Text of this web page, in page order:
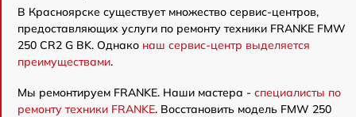
В Красноярске существует множество сервис-центров,
предоставляющих услуги по ремонту техники FRANKE FMW
250 CR2 G BK. Однако наш сервис-центр выделяется
преимуществами.
Мы ремонтируем FRANKE. Наши мастера - специалисты по
ремонту техники FRANKE. Восстановить модель FMW 250